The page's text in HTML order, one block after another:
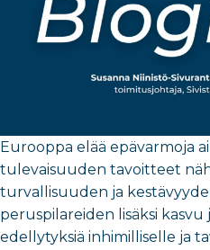
Eurooppa elää epävarmoja
tulevaisuuden tavoitteet
turvallisuuden ja
peruspilareiden lisäksi
edellytyksiä inhimilliselle ja